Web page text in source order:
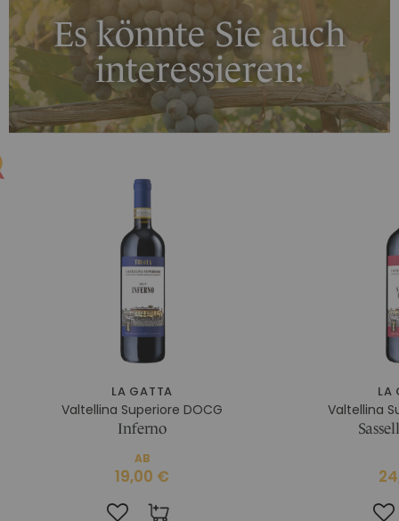
Es könnte Sie auch
interessieren:
LA GATTA
Valtellina Superiore DOCG
Inferno
AB
19,00 €
LA
Valtellina